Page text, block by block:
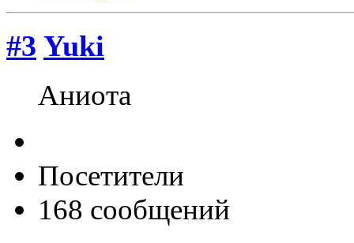
#3 Yuki
Аниота
Посетители
168 сообщений